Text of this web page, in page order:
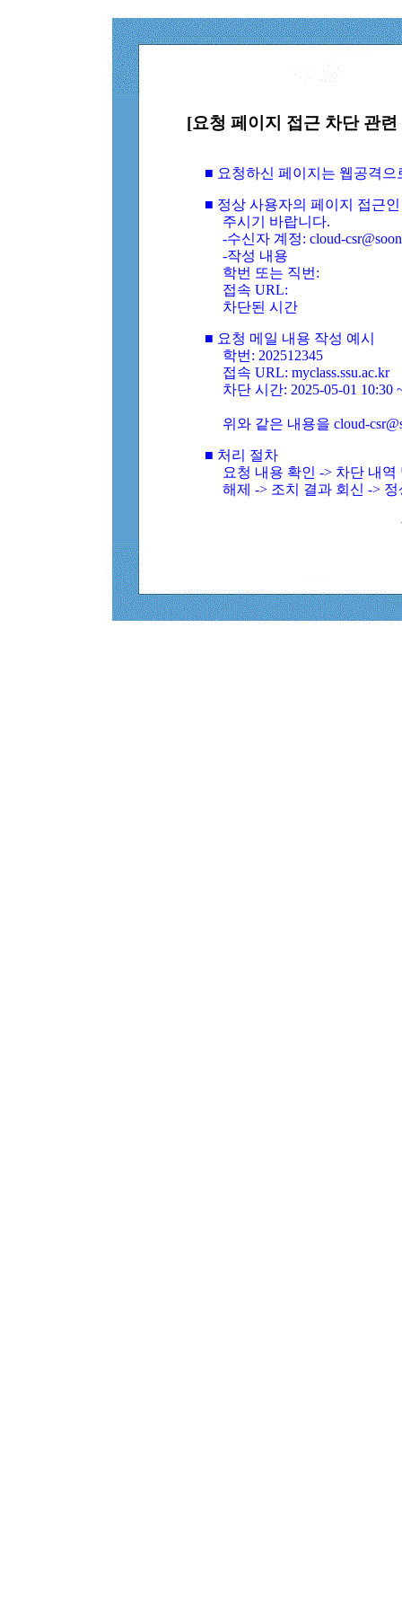
[요청 페이지 접근 차단 관
■ 요청하신 페이지는 웹공격
■ 정상 사용자의 페이지 접근
주시기 바랍니다.
-수신자 계정: cloud-
-작성 내용
학번 또는 직번:
접속 URL:
차단된 시간
■ 요청 메일 내용 작성 예시
학번: 202512345
접속 URL: myclass.ssu.ac.kr
차단 시간: 2025-05-01 10:30
위와 같은 내용을 cloud-
■ 처리 절차
요청 내용 확인 -> 차단 내
해제 -> 조치 결과 회신 ->